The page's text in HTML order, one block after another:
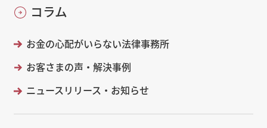
コラム
お金の心配がいらない法律事務所
お客さまの声・解決事例
ニュースリリース・お知らせ